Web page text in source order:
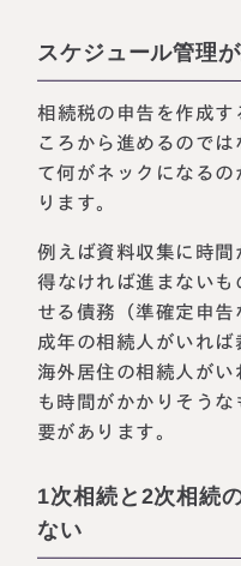
スケジュール管理
相続税の申告を作成す
ころから進めるので
て何がネックになる
ります。
例えば資料収集に時
得なければ進まないも
せる債務（準確定申
成年の相続人がいれば
海外居住の相続人が
も時間がかかりそう
要があります。
1次相続と2次相続
ない